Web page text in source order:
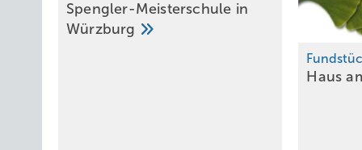
Spengler-Meisterschule in
Würzburg
Haus